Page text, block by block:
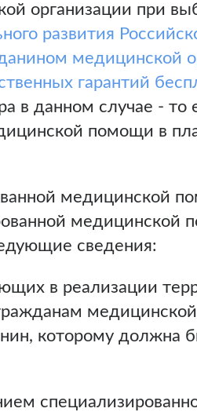
организации при
развития
медицинской
гарантий
в данном случае - то
помощи в
медицинской
медицинской
сведения:
в реализации
которому должна